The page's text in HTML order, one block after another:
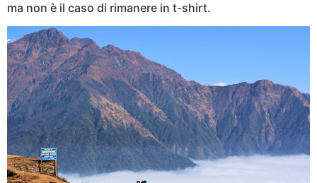
ma non è il caso di rimanere in t-shirt.